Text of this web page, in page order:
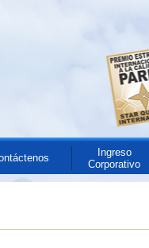
Ingreso
Corporativo